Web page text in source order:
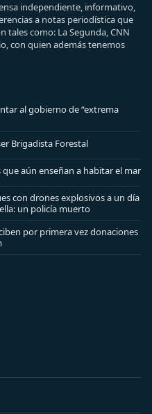
independiente, informativo,
a notas periodística que
tales como: La Segunda, CNN
con quien además tenemos
al gobierno de “extrema
Brigadista Forestal
aún enseñan a habitar el mar
con drones explosivos a un día
un policía muerto
por primera vez donaciones